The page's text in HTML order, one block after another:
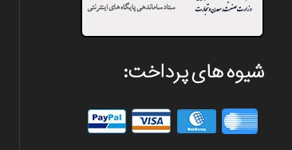
شیوه های پرداخت: